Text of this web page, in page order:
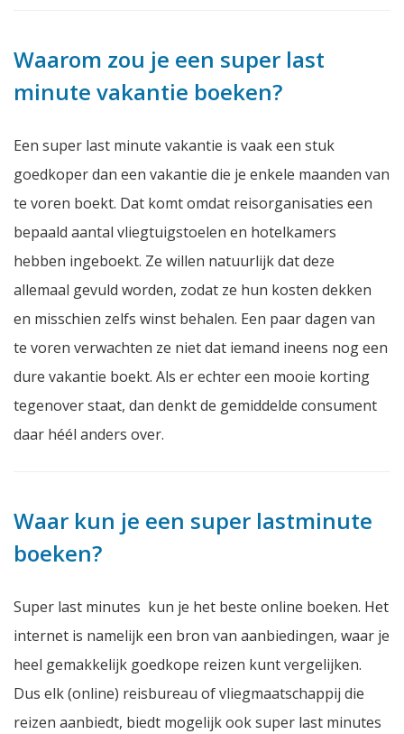
Waarom zou je een super last
minute vakantie boeken?
Een super last minute vakantie is vaak een stuk
goedkoper dan een vakantie die je enkele maanden van
te voren boekt. Dat komt omdat reisorganisaties een
bepaald aantal vliegtuigstoelen en hotelkamers
hebben ingeboekt. Ze willen natuurlijk dat deze
allemaal gevuld worden, zodat ze hun kosten dekken
en misschien zelfs winst behalen. Een paar dagen van
te voren verwachten ze niet dat iemand ineens nog een
dure vakantie boekt. Als er echter een mooie korting
tegenover staat, dan denkt de gemiddelde consument
daar héél anders over.
Waar kun je een super lastminute
boeken?
Super last minutes kun je het beste online boeken. Het
internet is namelijk een bron van aanbiedingen, waar je
heel gemakkelijk goedkope reizen kunt vergelijken.
Dus elk (online) reisbureau of vliegmaatschappij die
reizen aanbiedt, biedt mogelijk ook super last minutes